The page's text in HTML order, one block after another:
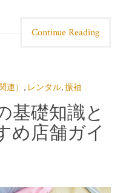
Continue Reading
連） , レンタル,振袖
基礎知識と
め店舗ガイ